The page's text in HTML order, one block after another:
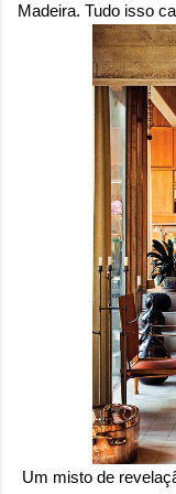
Madeira. Tudo isso
Um misto de